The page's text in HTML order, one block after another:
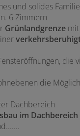
und solides
6 Zimmern
Grünlandgrenze
die
die
Dachbereich
im Dachbereich